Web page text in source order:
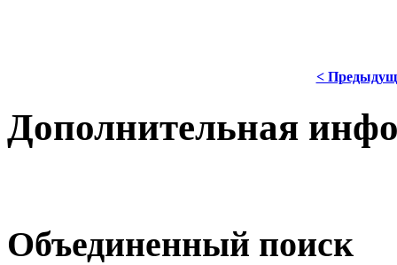
<
Дополнительная
Объединенный поиск